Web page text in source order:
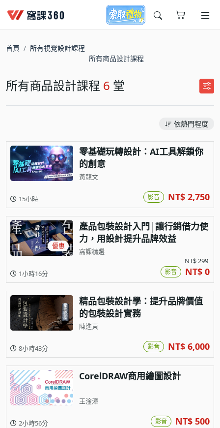
今天想要學什麼?
首頁
所有視覺設計課程
所有商品設計課程
所有商品設計課程 6 堂
依熱門程度
零基礎玩轉設計：AI工具解鎖你
的創意
黃龍文
15小時 影音 NT$ 2,750
優惠
產品包裝設計入門│讓行銷借力使
力，用設計提升品牌效益
窩課精選
1小時16分
NT$ 299
影音 NT$ 0
精品包裝設計學：提升品牌價值
的包裝設計實務
陳進東
8小時43分 影音 NT$ 6,000
CorelDRAW商用繪圖設計
王淦漳
2小時56分 影音 NT$ 500